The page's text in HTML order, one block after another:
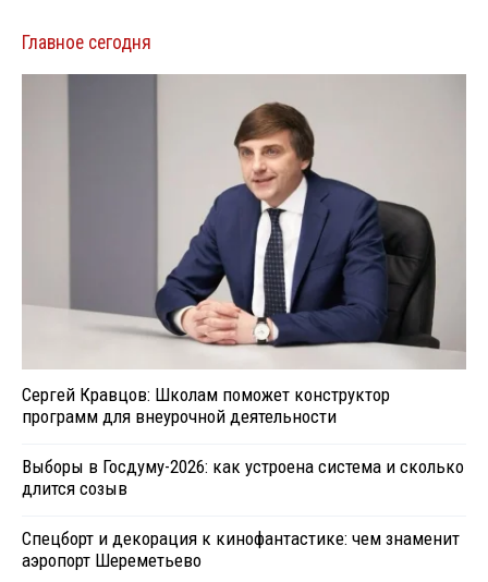
Главное сегодня
Сергей Кравцов: Школам поможет конструктор
программ для внеурочной деятельности
Выборы в Госдуму-2026: как устроена система и сколько
длится созыв
Спецборт и декорация к кинофантастике: чем знаменит
аэропорт Шереметьево